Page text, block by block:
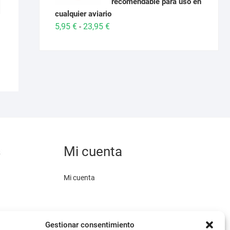
Gestionar consentimiento
cualquier aviario
5,95 € - 23,95 €Rango
Mi cuenta
Mi cuenta